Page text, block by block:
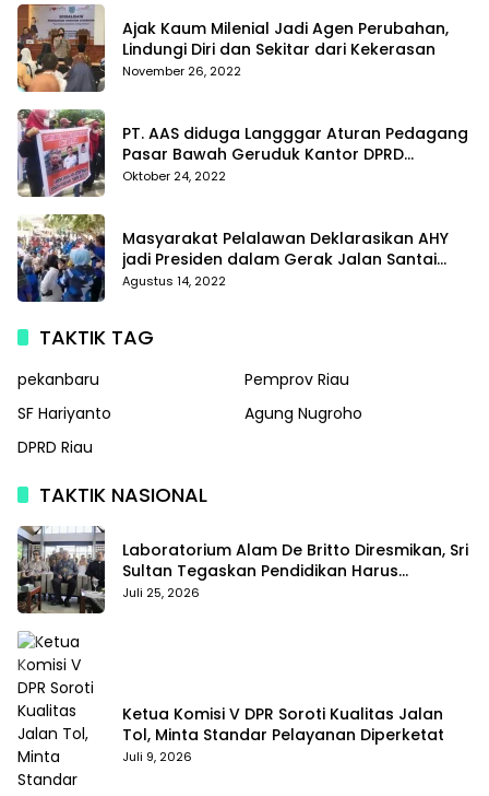
Ajak Kaum Milenial Jadi Agen Perubahan,
Lindungi Diri dan Sekitar dari Kekerasan
November 26, 2022
PT. AAS diduga Langggar Aturan Pedagang
Pasar Bawah Geruduk Kantor DPRD
Pekanbaru
Oktober 24, 2022
Masyarakat Pelalawan Deklarasikan AHY
jadi Presiden dalam Gerak Jalan Santai
Partai Demokrat
Agustus 14, 2022
TAKTIK TAG
pekanbaru
Pemprov Riau
SF Hariyanto
Agung Nugroho
DPRD Riau
TAKTIK NASIONAL
Laboratorium Alam De Britto Diresmikan, Sri
Sultan Tegaskan Pendidikan Harus
Membentuk Karakter
Juli 25, 2026
Ketua Komisi V DPR Soroti Kualitas Jalan
Tol, Minta Standar Pelayanan Diperketat
Juli 9, 2026